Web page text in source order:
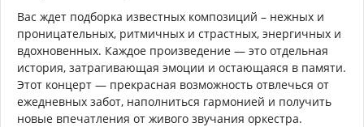
Вас ждет подборка известных композиций – нежных и
проницательных, ритмичных и страстных, энергичных и
вдохновенных. Каждое произведение — это отдельная
история, затрагивающая эмоции и остающаяся в памяти.
Этот концерт — прекрасная возможность отвлечься от
ежедневных забот, наполниться гармонией и получить
новые впечатления от живого звучания оркестра.